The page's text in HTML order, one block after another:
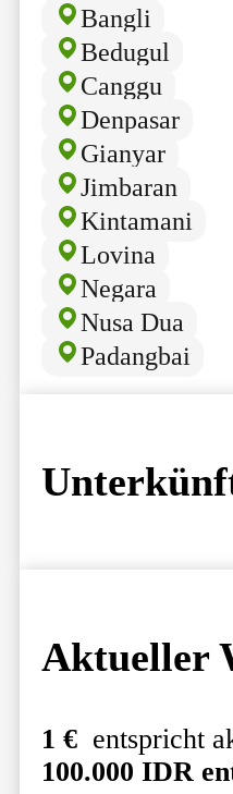
Bangli
Bedugul
Canggu
Denpasar
Gianyar
Jimbaran
Kintamani
Lovina
Negara
Nusa Dua
Padangbai
Aktueller
1 € entspricht
100.000 IDR